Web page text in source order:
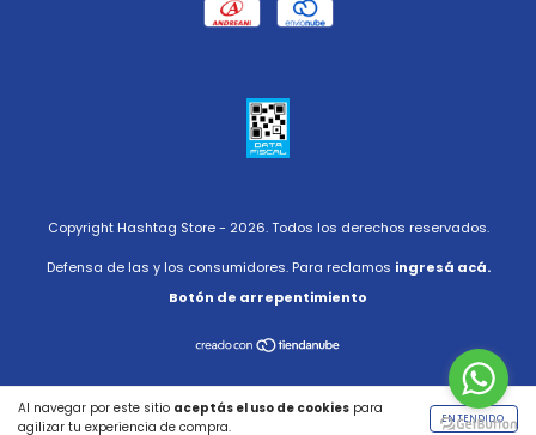
Al navegar por este sitio aceptás el uso de cookies para
agilizar tu experiencia de compra.
ENTENDIDO
Copyright Hashtag Store - 2026. Todos los derechos reservados.
Defensa de las y los consumidores. Para reclamos ingresá acá.
Botón de arrepentimiento